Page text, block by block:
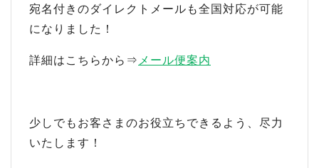
宛名付きのダイレクトメールも全国対応が可能
になりました！
詳細はこちらから⇒ メール便案内
少しでもお客さまのお役立ちできるよう、尽力
いたします！